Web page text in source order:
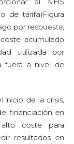
de tarifa(Figura
por respuesta,
acumulado
utilizada por
fuera a nivel de
inicio de la crisis,
financiación en
alto coste para
resultados en